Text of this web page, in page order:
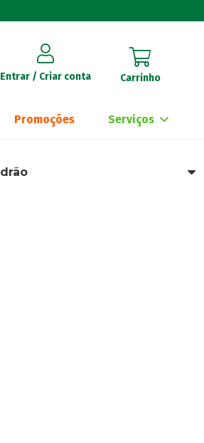
Entrar / Criar conta Carrinho
Promoções Serviços